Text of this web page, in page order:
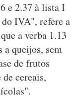
e 2.37 à lista I
IVA", refere a
a verba 1.13
a queijos, sem
de frutos
de cereais,